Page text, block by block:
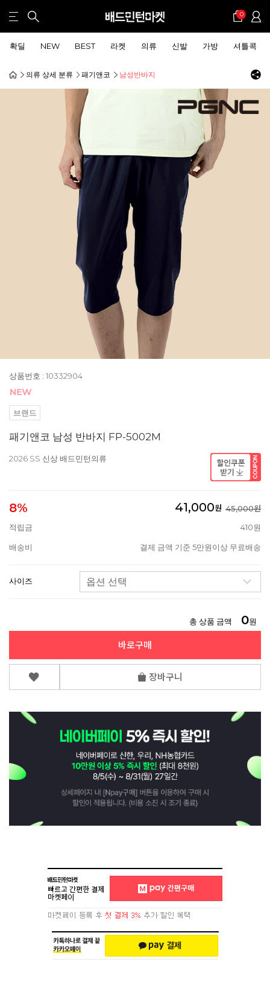
0
확딜 NEW BEST 라켓 의류 신발 가방 셔틀콕
의류 상세 분류 패기앤코 남성반바지
상품번호 : 10332904
브랜드
패기앤코 남성 반바지 FP-5002M
2026 SS 신상 배드민턴의류
8% 41,000원 45,000원
적립금
410원
배송비 결제 금액 기준 5만원이상 무료배송
사이즈
총 상품 금액 0원
바로구매
장바구니